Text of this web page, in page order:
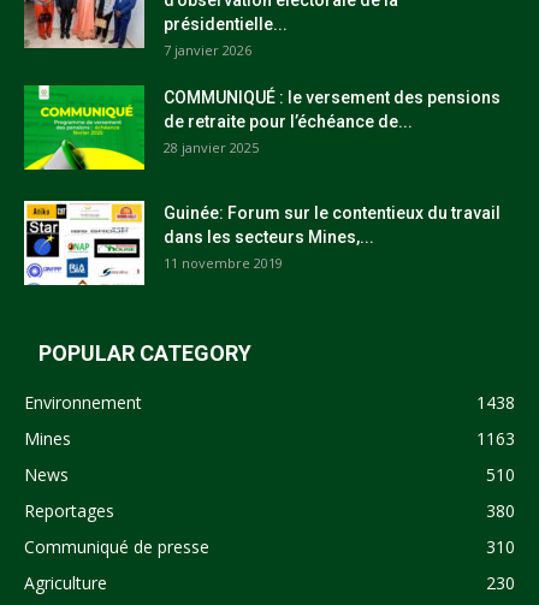
présidentielle...
7 janvier 2026
COMMUNIQUÉ : le versement des pensions
de retraite pour l’échéance de...
28 janvier 2025
Guinée: Forum sur le contentieux du travail
dans les secteurs Mines,...
11 novembre 2019
POPULAR CATEGORY
Environnement
1438
Mines
1163
News
510
Reportages
380
Communiqué de presse
310
Agriculture
230